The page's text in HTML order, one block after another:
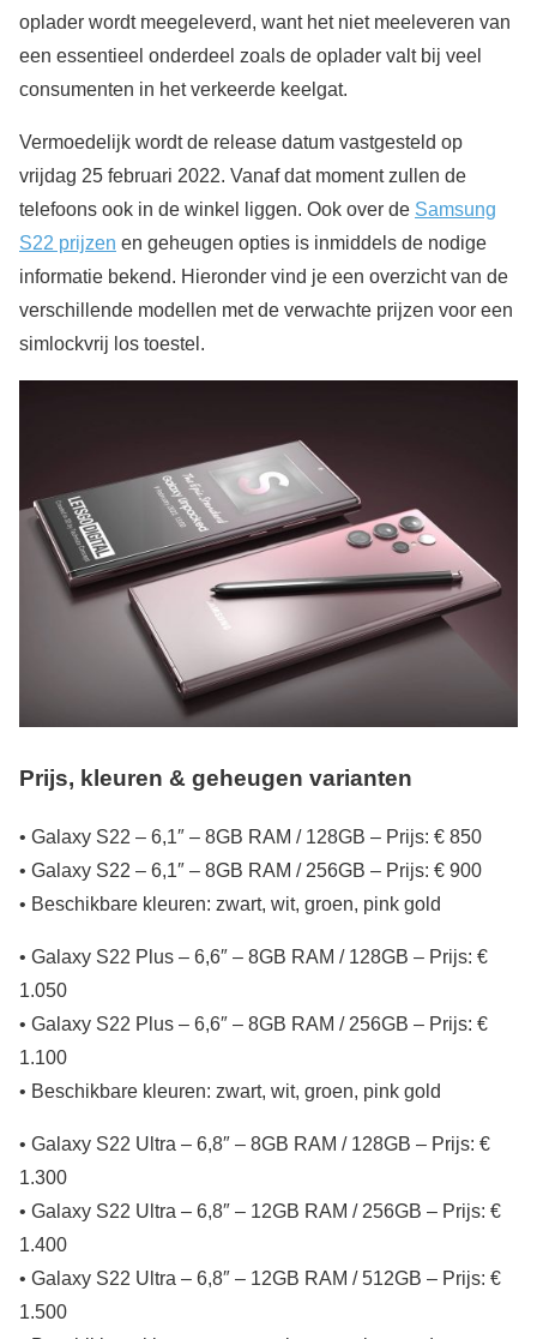
oplader wordt meegeleverd, want het niet meeleveren van
een essentieel onderdeel zoals de oplader valt bij veel
consumenten in het verkeerde keelgat.
Vermoedelijk wordt de release datum vastgesteld op
vrijdag 25 februari 2022. Vanaf dat moment zullen de
telefoons ook in de winkel liggen. Ook over de Samsung
S22 prijzen en geheugen opties is inmiddels de nodige
informatie bekend. Hieronder vind je een overzicht van de
verschillende modellen met de verwachte prijzen voor een
simlockvrij los toestel.
Prijs, kleuren & geheugen varianten
• Galaxy S22 – 6,1″ – 8GB RAM / 128GB – Prijs: € 850
• Galaxy S22 – 6,1″ – 8GB RAM / 256GB – Prijs: € 900
• Beschikbare kleuren: zwart, wit, groen, pink gold
• Galaxy S22 Plus – 6,6″ – 8GB RAM / 128GB – Prijs: €
1.050
• Galaxy S22 Plus – 6,6″ – 8GB RAM / 256GB – Prijs: €
1.100
• Beschikbare kleuren: zwart, wit, groen, pink gold
• Galaxy S22 Ultra – 6,8″ – 8GB RAM / 128GB – Prijs: €
1.300
• Galaxy S22 Ultra – 6,8″ – 12GB RAM / 256GB – Prijs: €
1.400
• Galaxy S22 Ultra – 6,8″ – 12GB RAM / 512GB – Prijs: €
1.500